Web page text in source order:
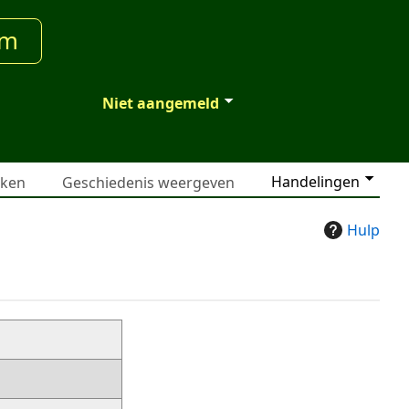
Niet aangemeld
Handelingen
Geschiedenis weergeven
Hulp